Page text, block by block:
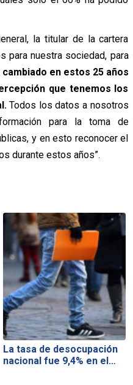
la titular de la cartera
para nuestra sociedad, para
en estos 25 años
que tenemos los
Todos los datos a nosotros
para la toma de
y en esto reconocer el
durante estos años”.
La tasa de desocupación
nacional fue 9,4% en el…